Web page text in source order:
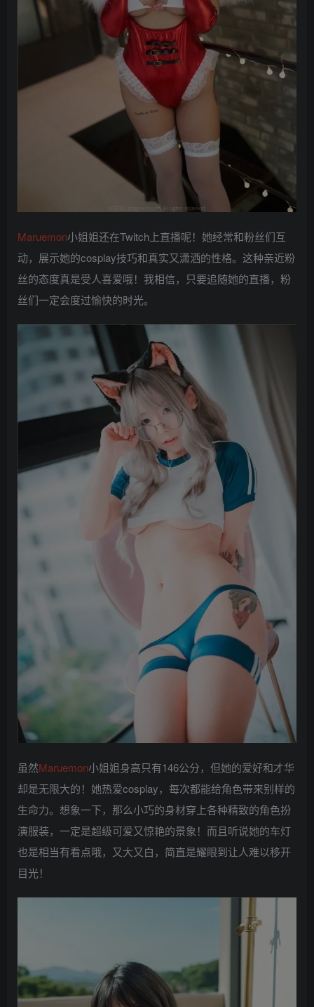
Maruemon小姐姐还在Twitch上直播呢！她经常和粉丝们互
动，展示她的cosplay技巧和真实又潇洒的性格。这种亲近粉
丝的态度真是受人喜爱哦！我相信，只要追随她的直播，粉
丝们一定会度过愉快的时光。
虽然Maruemon小姐姐身高只有146公分，但她的爱好和才华
却是无限大的！她热爱cosplay，每次都能给角色带来别样的
生命力。想象一下，那么小巧的身材穿上各种精致的角色扮
演服装，一定是超级可爱又惊艳的景象！而且听说她的车灯
也是相当有看点哦，又大又白，简直是耀眼到让人难以移开
目光！